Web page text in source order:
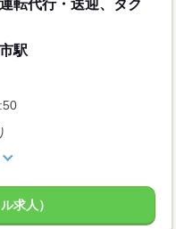
転代行・送迎、タク
駅
求人）